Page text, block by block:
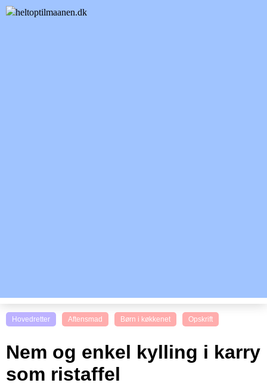
Hovedretter Aftensmad Børn i køkkenet Opskrift
Nem og enkel kylling i karry
som ristaffel